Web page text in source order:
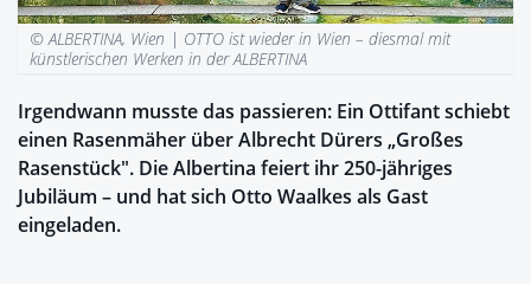
© ALBERTINA, Wien | OTTO ist wieder in Wien – diesmal mit
künstlerischen Werken in der ALBERTINA
Irgendwann musste das passieren: Ein Ottifant schiebt
einen Rasenmäher über Albrecht Dürers „Großes
Rasenstück". Die Albertina feiert ihr 250-jähriges
Jubiläum – und hat sich Otto Waalkes als Gast
eingeladen.